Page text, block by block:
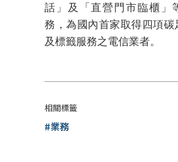
話」及「直營門市臨櫃」
務，為國內首家取得四項碳
及標籤服務之電信業者。
相關標籤
#業務